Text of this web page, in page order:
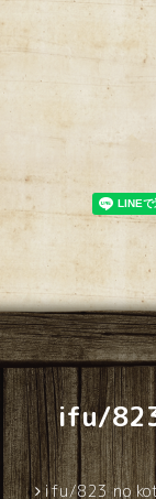
ifu/
ifu/823 no